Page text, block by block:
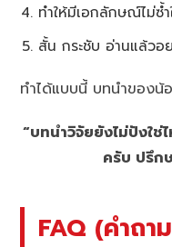
ทำให้มีเอกลักษณ์ไม่ซ้
สั้น กระชับ อ่านแล้วอ
ทำได้แบบนี้ บทนำของน้
“บทนำวิจัยยังไม่ปังใช่
ครับ ปรึก
FAQ (คำถ